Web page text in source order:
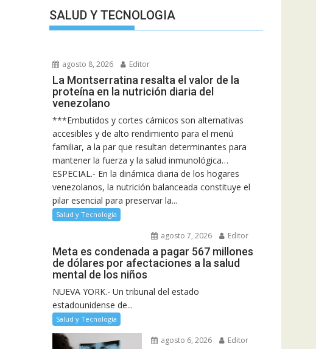
SALUD Y TECNOLOGIA
agosto 8, 2026 Editor
La Montserratina resalta el valor de la
proteína en la nutrición diaria del
venezolano
***Embutidos y cortes cárnicos son alternativas
accesibles y de alto rendimiento para el menú
familiar, a la par que resultan determinantes para
mantener la fuerza y la salud inmunológica…
ESPECIAL.- En la dinámica diaria de los hogares
venezolanos, la nutrición balanceada constituye el
pilar esencial para preservar la...
Salud y Tecnología
agosto 7, 2026 Editor
Meta es condenada a pagar 567 millones
de dólares por afectaciones a la salud
mental de los niños
NUEVA YORK.- Un tribunal del estado
estadounidense de...
Salud y Tecnología
agosto 6, 2026 Editor